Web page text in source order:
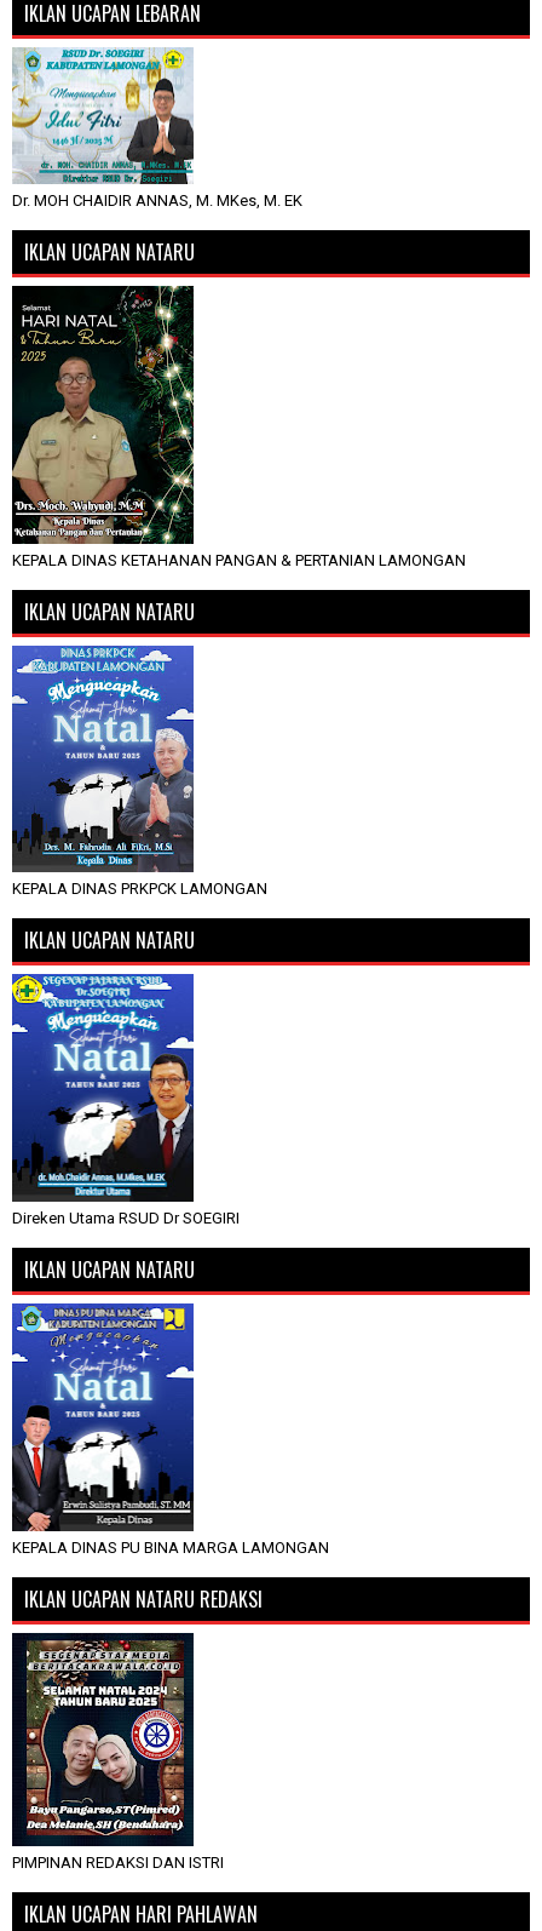
IKLAN UCAPAN LEBARAN
Dr. MOH CHAIDIR ANNAS, M. MKes, M. EK
IKLAN UCAPAN NATARU
KEPALA DINAS KETAHANAN PANGAN & PERTANIAN LAMONGAN
IKLAN UCAPAN NATARU
KEPALA DINAS PRKPCK LAMONGAN
IKLAN UCAPAN NATARU
Direken Utama RSUD Dr SOEGIRI
IKLAN UCAPAN NATARU
KEPALA DINAS PU BINA MARGA LAMONGAN
IKLAN UCAPAN NATARU REDAKSI
PIMPINAN REDAKSI DAN ISTRI
IKLAN UCAPAN HARI PAHLAWAN